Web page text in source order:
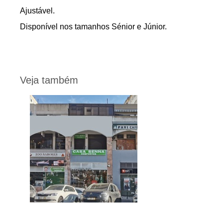
Ajustável.
Disponível nos tamanhos Sénior e Júnior.
Veja também